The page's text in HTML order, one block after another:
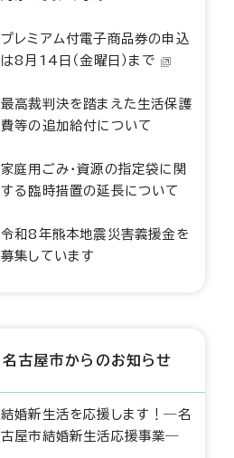
プレミアム付電子商品券の申込
は8月14日（金曜日）まで
最高裁判決を踏まえた生活保護
費等の追加給付について
家庭用ごみ・資源の指定袋に関
する臨時措置の延長について
令和8年熊本地震災害義援金を
募集しています
名古屋市からのお知らせ
結婚新生活を応援します！―名
古屋市結婚新生活応援事業―